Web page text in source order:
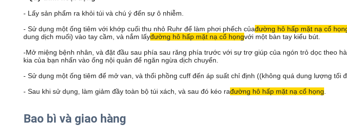
- Lấy sản phẩm ra khỏi túi và chú ý đến sự ô nhiễm.
- Sử dụng một ống tiêm với khớp cuối thu nhỏ Ruhr để làm phơi phếch củađường hô hấp mặt nạ cổ
dung dịch muối) vào tay cầm, và nắm lấyđường hô hấp mặt nạ cổ họngvới một bàn tay kiểu bút.
-Mở miệng bệnh nhân, và đặt đầu sau phía sau răng phía trước với sự trợ giúp của ngón trỏ dọc theo
kia của bạn nhấn vào ống nội quản để ngăn ngừa dịch chuyển.
- Sử dụng một ống tiêm để mở van, và thổi phồng cuff đến áp suất chỉ định ((không quá dung lượng tối
- Sau khi sử dụng, làm giảm đầy toàn bộ túi xách, và sau đó kéo rađường hô hấp mặt nạ cổ họng
Bao bì và giao hàng